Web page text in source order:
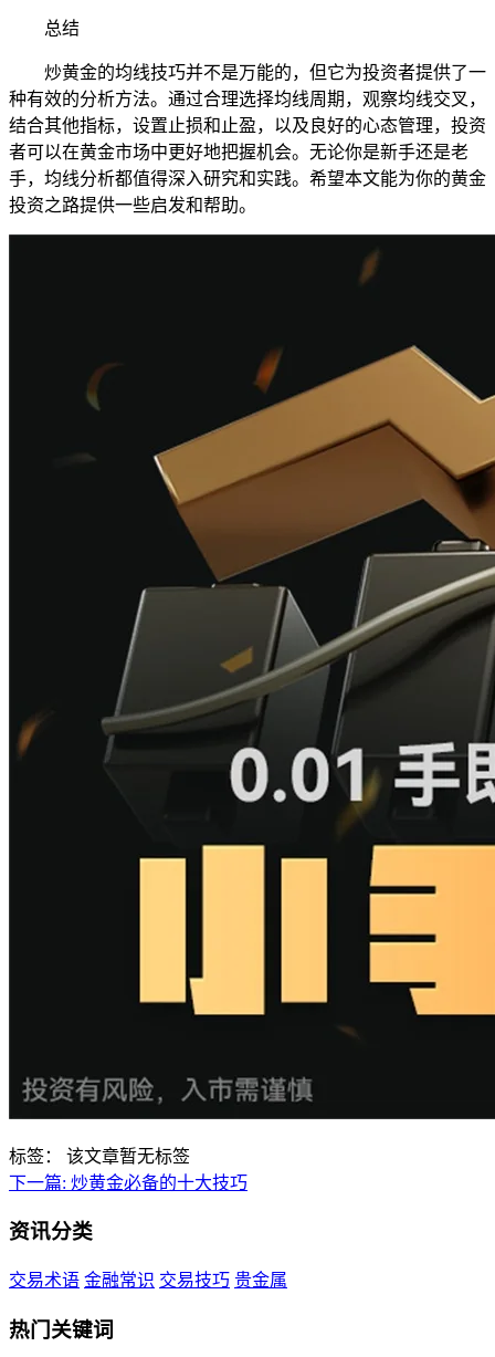
总结
炒黄金的均线技巧并不是万能的，但它为投资者提供了一
种有效的分析方法。通过合理选择均线周期，观察均线交叉，
结合其他指标，设置止损和止盈，以及良好的心态管理，投资
者可以在黄金市场中更好地把握机会。无论你是新手还是老
手，均线分析都值得深入研究和实践。希望本文能为你的黄金
投资之路提供一些启发和帮助。
标签：
该文章暂无标签
下一篇: 炒黄金必备的十大技巧
资讯分类
交易术语 金融常识 交易技巧 贵金属
热门关键词